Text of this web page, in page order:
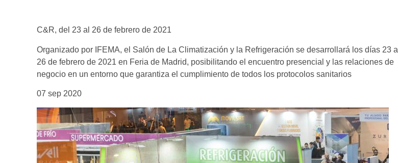
C&R, del 23 al 26 de febrero de 2021
Organizado por IFEMA, el Salón de La Climatización y la Refrigeración se desarrollará los días 23 al
26 de febrero de 2021 en Feria de Madrid, posibilitando el encuentro presencial y las relaciones de
negocio en un entorno que garantiza el cumplimiento de todos los protocolos sanitarios
07 sep 2020